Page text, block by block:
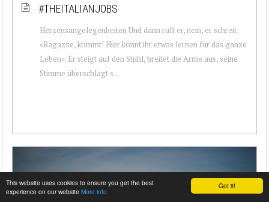
Got it!
This website uses cookies to ensure you get the best
experience on our website More info
#THEITALIANJOBS
Herzensangelegenheiten Und dann ruft er, nein, er schreit:
«Ragazze, kommt! Hier könnt ihr etwas lernen für das ganze
Leben». Er steigt auf den Stuhl, breitet die Arme aus, seine
Stimme überschlägt s...